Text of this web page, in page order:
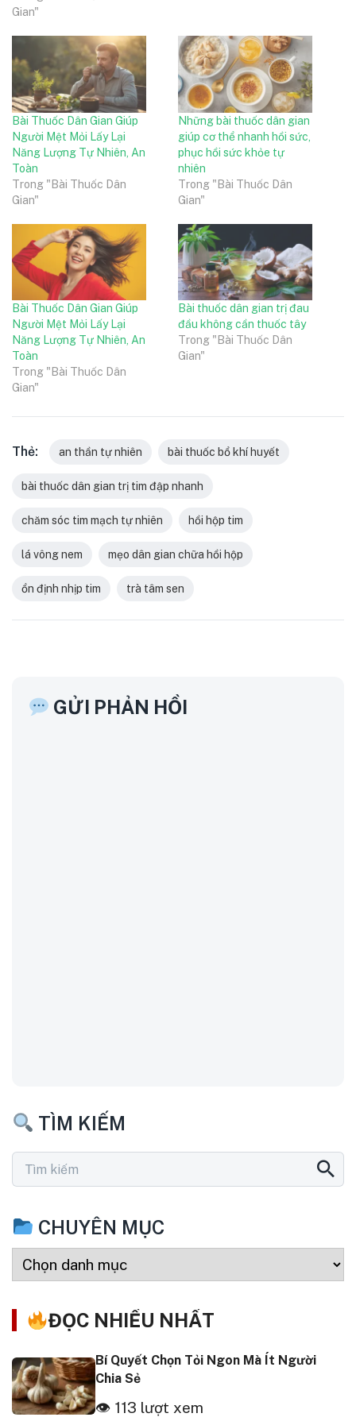
Gian"
Bài Thuốc Dân Gian Giúp
Người Mệt Mỏi Lấy Lại
Năng Lượng Tự Nhiên, An
Toàn
Trong "Bài Thuốc Dân
Gian"
Những bài thuốc dân gian
giúp cơ thể nhanh hồi sức,
phục hồi sức khỏe tự
nhiên
Trong "Bài Thuốc Dân
Gian"
Bài Thuốc Dân Gian Giúp
Người Mệt Mỏi Lấy Lại
Năng Lượng Tự Nhiên, An
Toàn
Trong "Bài Thuốc Dân
Gian"
Bài thuốc dân gian trị đau
đầu không cần thuốc tây
Trong "Bài Thuốc Dân
Gian"
Thẻ: an thần tự nhiên bài thuốc bổ khí huyết
bài thuốc dân gian trị tim đập nhanh
chăm sóc tim mạch tự nhiên hồi hộp tim
lá vông nem mẹo dân gian chữa hồi hộp
ổn định nhịp tim trà tâm sen
GỬI PHẢN HỒI
TÌM KIẾM
CHUYÊN MỤC
ĐỌC NHIỀU NHẤT
Bí Quyết Chọn Tỏi Ngon Mà Ít Người
Chia Sẻ
👁 113 lượt xem